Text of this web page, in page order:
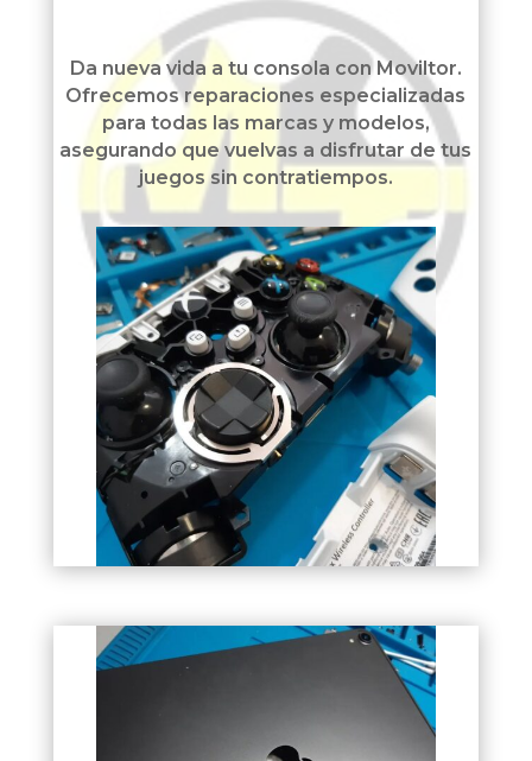
Da nueva vida a tu consola con Moviltor.
Ofrecemos reparaciones especializadas
para todas las marcas y modelos,
asegurando que vuelvas a disfrutar de tus
juegos sin contratiempos.